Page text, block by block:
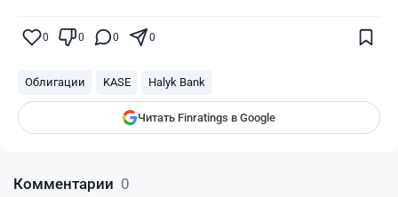
0 0 0 0
Облигации KASE Halyk Bank
Читать Finratings в Google
показываться вам
Комментарии 0